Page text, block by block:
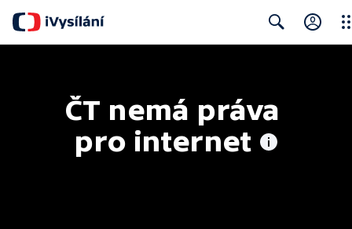
ČT nemá práva
pro internet